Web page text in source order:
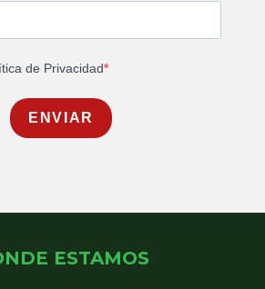
de Privacidad
ENVIAR
ESTAMOS